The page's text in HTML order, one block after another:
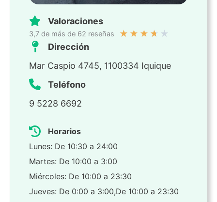
Valoraciones
3,7 de más de 62 reseñas ★ ★ ★ ★ ★
Dirección
Mar Caspio 4745, 1100334 Iquique
Teléfono
9 5228 6692
Horarios
Lunes: De 10:30 a 24:00
Martes: De 10:00 a 3:00
Miércoles: De 10:00 a 23:30
Jueves: De 0:00 a 3:00,De 10:00 a 23:30